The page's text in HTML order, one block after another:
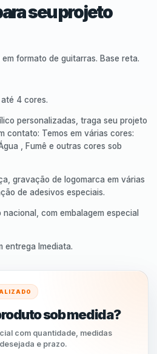
seu projeto
formato de guitarras. Base reta.
4 cores.
personalizadas, traga seu projeto
contato: Temos em várias cores:
, Fumê e outras cores sob
gravação de logomarca em várias
de adesivos especiais.
com embalagem especial
entrega Imediata.
sob medida?
com quantidade, medidas
e prazo.